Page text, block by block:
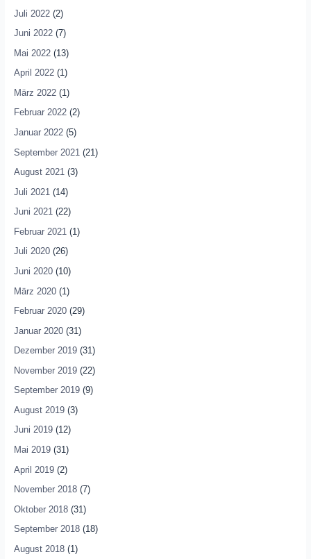
Juli 2022(2)
Juni 2022(7)
Mai 2022(13)
April 2022(1)
März 2022(1)
Februar 2022(2)
Januar 2022(5)
September 2021 (21)
August 2021(3)
Juli 2021 (14)
Juni 2021(22)
Februar 2021 (1)
Juli 2020(26)
Juni 2020(10)
März 2020(1)
Februar 2020(29)
Januar 2020(31)
Dezember 2019(31)
November 2019(22)
September 2019(9)
August 2019(3)
Juni 2019(12)
Mai 2019(31)
April 2019(2)
November 2018(7)
Oktober 2018(31)
September 2018(18)
August 2018(1)